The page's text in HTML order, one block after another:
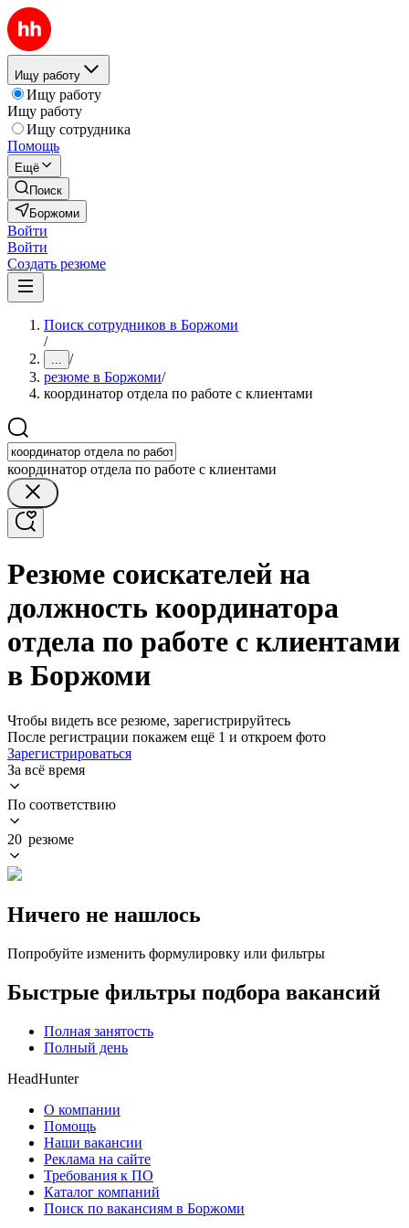
Ищу работу
Ищу работу
Ищу работу
Ищу сотрудника
Помощь
Ещё
Поиск
Боржоми
Войти
Войти
Создать резюме
Поиск сотрудников в Боржоми
/
... /
резюме в Боржоми/
координатор отдела по работе с клиентами
координатор отдела по работе с клиентами
Резюме соискателей на
должность координатора
отдела по работе с клиентами
в Боржоми
Чтобы видеть все резюме, зарегистрируйтесь
После регистрации покажем ещё 1 и откроем фото
Зарегистрироваться
За всё время
По соответствию
20 резюме
Ничего не нашлось
Попробуйте изменить формулировку или фильтры
Быстрые фильтры подбора вакансий
Полная занятость
Полный день
HeadHunter
О компании
Помощь
Наши вакансии
Реклама на сайте
Требования к ПО
Каталог компаний
Поиск по вакансиям в Боржоми